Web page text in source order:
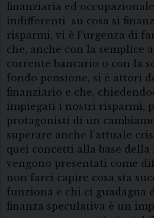
finanziaria ed
indifferenti su cosa si
risparmi, vi è l’urgenza di
che, anche con la semplice
corrente bancario o con la
fondo pensione, si è attori
finanziario e che,
impiegati i nostri risparmi,
protagonisti di un
superare anche l’attuale
quei concetti alla base della
vengono presentati come
non farci capire cosa sta
funziona e chi ci guadagna
finanza speculativa è un